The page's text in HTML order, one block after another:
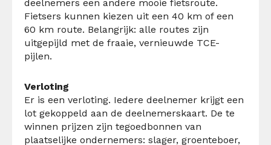
deelnemers een andere mooie fietsroute.
Fietsers kunnen kiezen uit een 40 km of een
60 km route. Belangrijk: alle routes zijn
uitgepijld met de fraaie, vernieuwde TCE-
pijlen.
Verloting
Er is een verloting. Iedere deelnemer krijgt een
lot gekoppeld aan de deelnemerskaart. De te
winnen prijzen zijn tegoedbonnen van
plaatselijke ondernemers: slager, groenteboer,